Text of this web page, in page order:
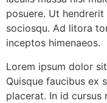
posuere. Ut
sociosqu. Ad litora
inceptos himenaeos.
Lorem ipsum dolor
Quisque faucibus ex
placerat. In id cursus